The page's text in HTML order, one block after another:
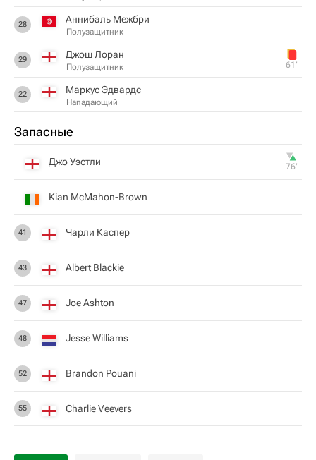
28 Аннибаль Межбри
Полузащитник
29 Джош Лоран
Полузащитник 61‎’‎
22 Маркус Эдвардс
Нападающий
Запасные
Джо Уэстли 76‎’‎
Kian McMahon-Brown
41 Чарли Каспер
43 Albert Blackie
47 Joe Ashton
48 Jesse Williams
52 Brandon Pouani
55 Charlie Veevers